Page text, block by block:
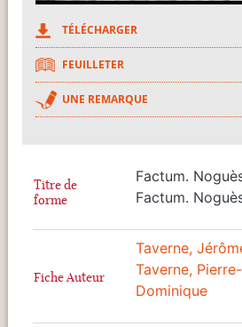
TÉLÉCHARGER
FEUILLETER
UNE REMARQUE
Titre de
forme
Factum.
Factum.
Fiche Auteur
Taverne,
Taverne,
Dominique